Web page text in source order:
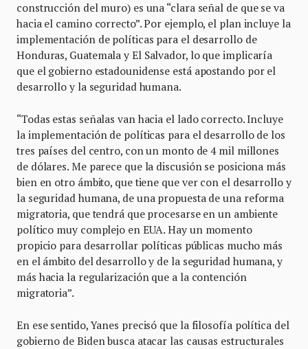
construcción del muro) es una “clara señal de que se va
hacia el camino correcto”. Por ejemplo, el plan incluye la
implementación de políticas para el desarrollo de
Honduras, Guatemala y El Salvador, lo que implicaría
que el gobierno estadounidense está apostando por el
desarrollo y la seguridad humana.
“Todas estas señalas van hacia el lado correcto. Incluye
la implementación de políticas para el desarrollo de los
tres países del centro, con un monto de 4 mil millones
de dólares. Me parece que la discusión se posiciona más
bien en otro ámbito, que tiene que ver con el desarrollo y
la seguridad humana, de una propuesta de una reforma
migratoria, que tendrá que procesarse en un ambiente
político muy complejo en EUA. Hay un momento
propicio para desarrollar políticas públicas mucho más
en el ámbito del desarrollo y de la seguridad humana, y
más hacia la regularización que a la contención
migratoria”.
En ese sentido, Yanes precisó que la filosofía política del
gobierno de Biden busca atacar las causas estructurales